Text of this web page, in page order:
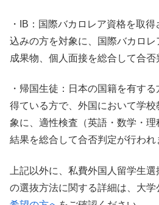
・IB：国際バカロレア資格を取
込みの方を対象に、国際バカロ
成果物、個人面接を総合して合否
・帰国生徒：日本の国籍を有す
得ている方で、外国において学
象に、適性検査（英語・数学・
結果を総合して合否判定が行われ
上記以外に、私費外国人留学生
の選抜方法に関する詳細は、大